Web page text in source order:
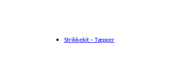
Strikkekit – Tæpper